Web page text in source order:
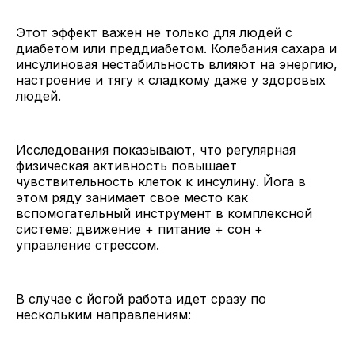
Этот эффект важен не только для людей с
диабетом или преддиабетом. Колебания сахара и
инсулиновая нестабильность влияют на энергию,
настроение и тягу к сладкому даже у здоровых
людей.
Исследования показывают, что регулярная
физическая активность повышает
чувствительность клеток к инсулину. Йога в
этом ряду занимает свое место как
вспомогательный инструмент в комплексной
системе: движение + питание + сон +
управление стрессом.
В случае с йогой работа идет сразу по
нескольким направлениям: